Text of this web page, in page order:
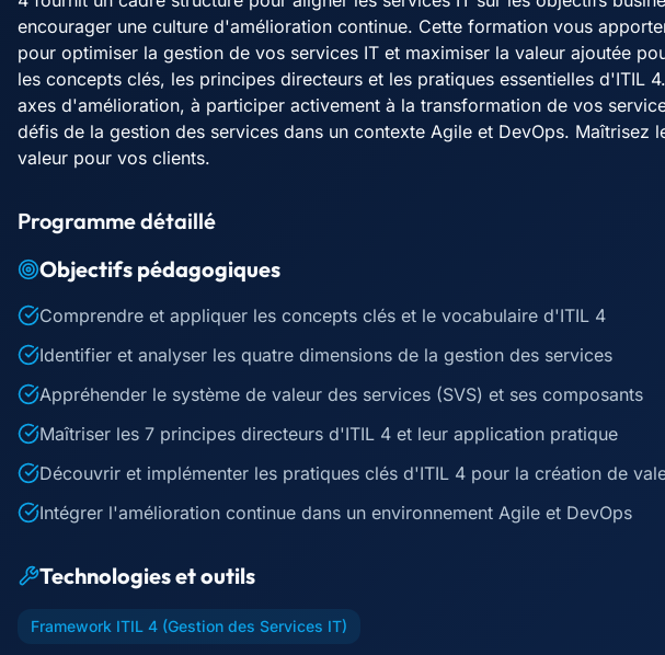
encourager une culture d'amélioration continue. Cette formation vous
pour optimiser la gestion de vos services IT et maximiser la valeur ajoutée
les concepts clés, les principes directeurs et les pratiques essentielles d'ITIL
axes d'amélioration, à participer activement à la transformation de vos
défis de la gestion des services dans un contexte Agile et DevOps. Maîtrisez
valeur pour vos clients.
Programme détaillé
Objectifs pédagogiques
Comprendre et appliquer les concepts clés et le vocabulaire d'ITIL 4
Identifier et analyser les quatre dimensions de la gestion des services
Appréhender le système de valeur des services (SVS) et ses composants
Maîtriser les 7 principes directeurs d'ITIL 4 et leur application pratique
Découvrir et implémenter les pratiques clés d'ITIL 4 pour la création de
Intégrer l'amélioration continue dans un environnement Agile et DevOps
Technologies et outils
Framework ITIL 4 (Gestion des Services IT)